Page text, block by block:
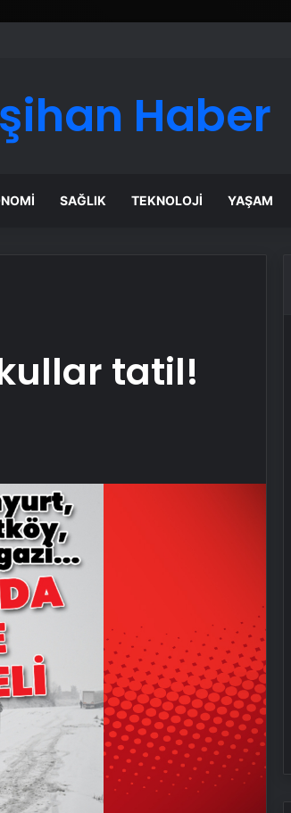
Haber
SAĞLIK TEKNOLOJI YAŞAM
tatil!